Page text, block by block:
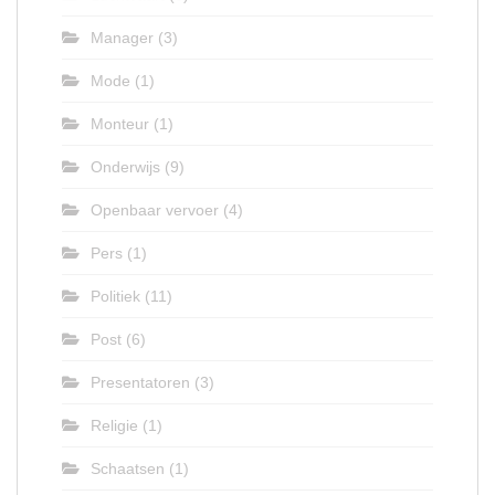
Manager (3)
Mode (1)
Monteur (1)
Onderwijs (9)
Openbaar vervoer (4)
Pers (1)
Politiek (11)
Post (6)
Presentatoren (3)
Religie (1)
Schaatsen (1)